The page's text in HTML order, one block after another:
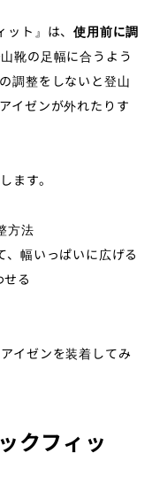
ット』は、使用前に調
靴の足幅に合うよう
調整をしないと登山
イゼンが外れたりす
ます。
方法
幅いっぱいに広げる
る
イゼンを装着してみ
クフィッ